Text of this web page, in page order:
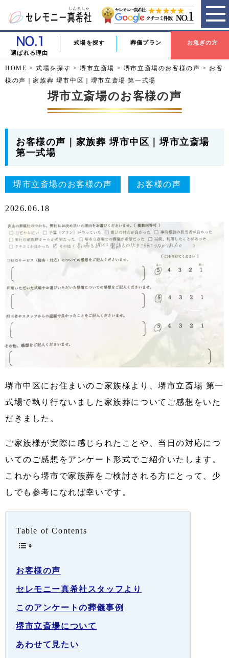
選ばれる理由
式場を探す 葬儀プラン お急ぎの方
HOME >式場を探す >堺市立斎場 > 堺市立斎場のお客様の声 > お客
様の声｜家族葬 堺市中区｜堺市立斎場 第一式場
堺市立斎場のお客様の声
お客様の声｜家族葬 堺市中区｜堺市立斎場
第一式場
堺市立斎場のお客様の声 お客様の声
2026.06.18
堺市中区にお住まいのご家族様より、堺市立斎場 第一
式場で執り行ないました家族葬についてご感想をいた
だきました。
ご家族様が実際に感じられたことや、当日の対応につ
いてのご感想をアンケート形式でご紹介いたします。
これから堺市で家族葬をご検討される方にとって、少
しでも参考になれば幸いです。
Table of Contents
お客様の声
セレモニー真希社スタッフより
このアンケートの葬儀事例
堺市立斎場について
あわせて見たい